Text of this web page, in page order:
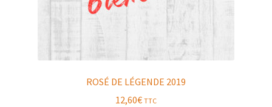
ROSÉ DE LÉGENDE 2019
12,60€ TTC